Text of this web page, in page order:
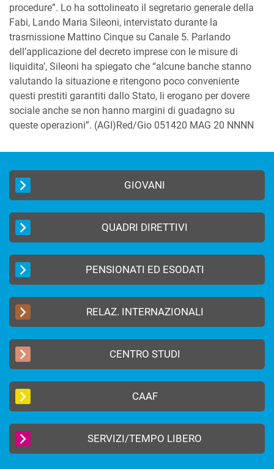
procedure”. Lo ha sottolineato il segretario generale della
Fabi, Lando Maria Sileoni, intervistato durante la
trasmissione Mattino Cinque su Canale 5. Parlando
dell’applicazione del decreto imprese con le misure di
liquidita’, Sileoni ha spiegato che “alcune banche stanno
valutando la situazione e ritengono poco conveniente
questi prestiti garantiti dallo Stato, li erogano per dovere
sociale anche se non hanno margini di guadagno su
queste operazioni”. (AGI)Red/Gio 051420 MAG 20 NNNN
GIOVANI
QUADRI DIRETTIVI
PENSIONATI ED ESODATI
RELAZ. INTERNAZIONALI
CENTRO STUDI
CAAF
SERVIZI/TEMPO LIBERO